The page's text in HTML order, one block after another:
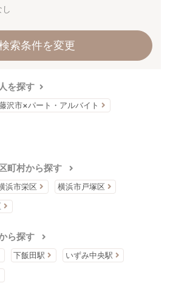
索条件を変更
を探す
沢市×パート・アルバイト
町村から探す
浜市栄区 横浜市戸塚区
ら探す
下飯田駅 いずみ中央駅